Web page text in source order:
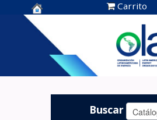
Centro de
Documentación
OLADE -
Carrito
Buscar